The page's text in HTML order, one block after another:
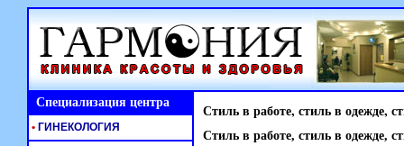
Специализация центра Стиль в работе, стиль в одежде,
Стиль в работе, стиль в одежде,
• ГИНЕКОЛОГИЯ